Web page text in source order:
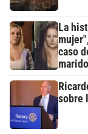
La
caso
marido
sobre